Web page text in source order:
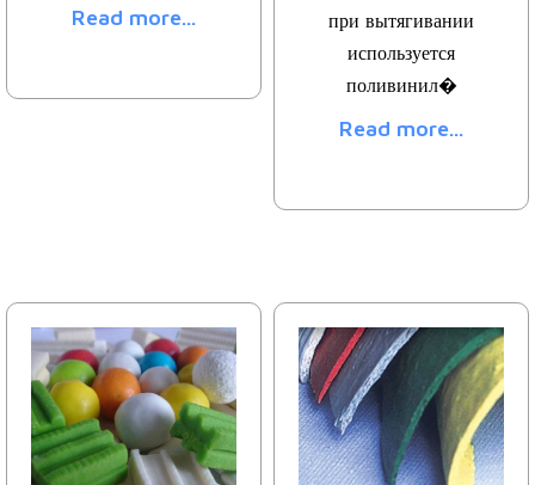
Read more...
при вытягивании
используется
поливинил�
Read more...